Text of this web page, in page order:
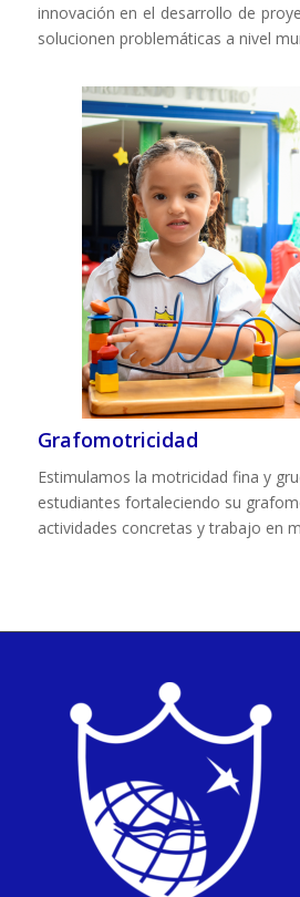
innovación en el desarrollo de
solucionen problemáticas a nivel
Grafomotricidad
Estimulamos la motricidad fina y
estudiantes fortaleciendo su
actividades concretas y trabajo en